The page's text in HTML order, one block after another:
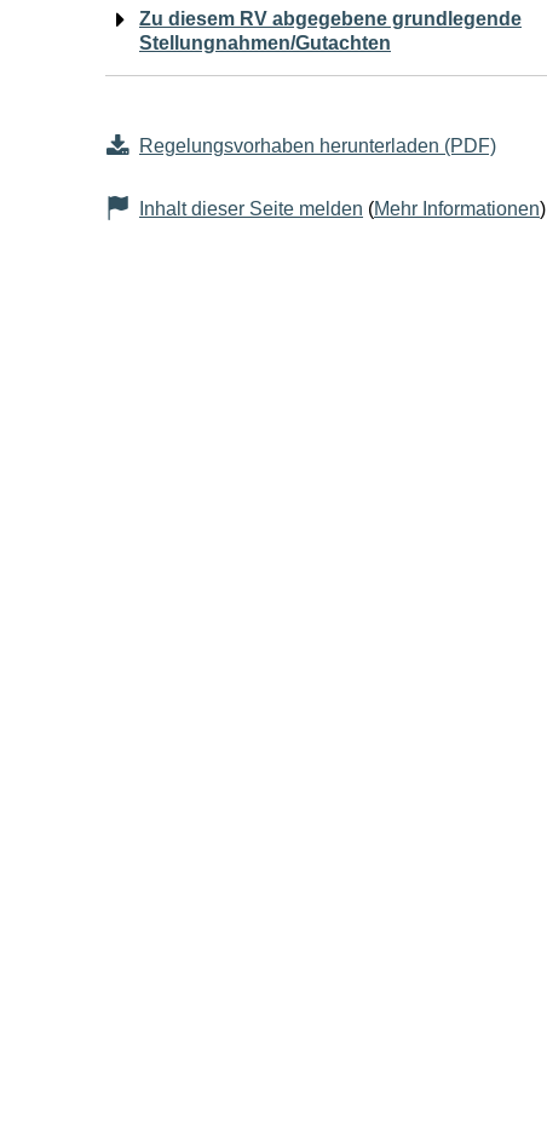
Zu diesem RV abgegebene grundlegende
Stellungnahmen/Gutachten
Regelungsvorhaben herunterladen (PDF)
Inhalt dieser Seite melden (Mehr Informationen)